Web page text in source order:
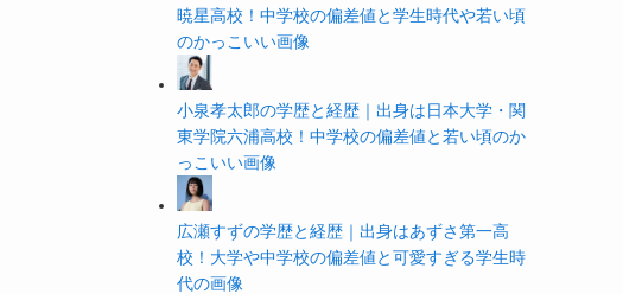
暁星高校！中学校の偏差値と学生時代や若い頃
のかっこいい画像
小泉孝太郎の学歴と経歴｜出身は日本大学・関
東学院六浦高校！中学校の偏差値と若い頃のか
っこいい画像
広瀬すずの学歴と経歴｜出身はあずさ第一高
校！大学や中学校の偏差値と可愛すぎる学生時
代の画像